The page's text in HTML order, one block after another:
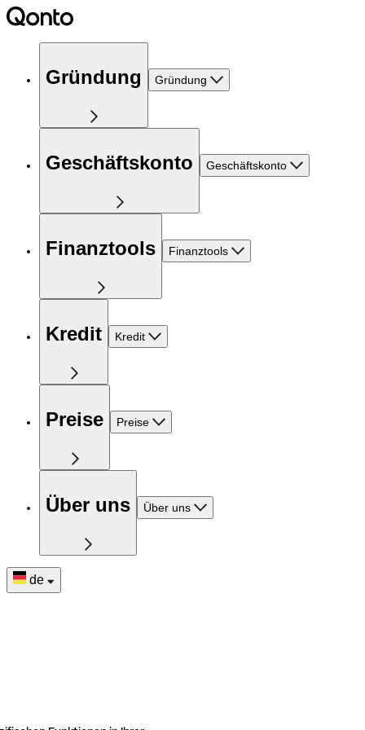
Gründung Gründung
Geschäftskonto Geschäftskonto
Finanztools Finanztools
Kredit Kredit
Preise Preise
Über uns Über uns
de